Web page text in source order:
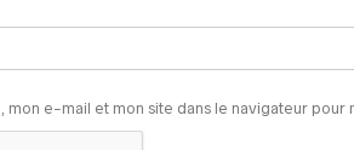
mon e-mail et mon site dans le navigateur pour